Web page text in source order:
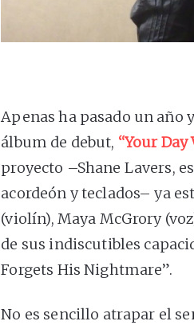
Apenas ha pasado un año
álbum de debut, “Your
proyecto –Shane Lavers,
acordeón y teclados– ya
(violín), Maya McGrory
de sus indiscutibles
Forgets His Nightmare”.
No es sencillo atrapar el